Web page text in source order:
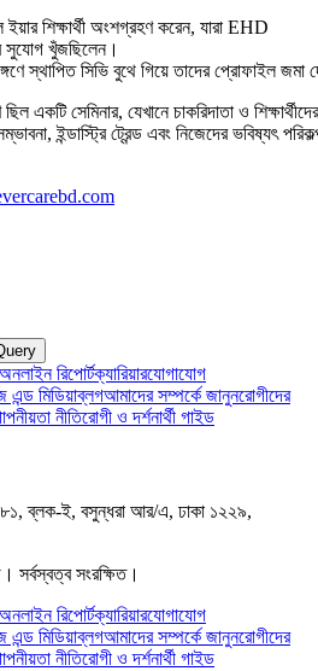
ইয়ার শিক্ষার্থী অংশগ্রহণ করেন, যারা EHD
সুযোগ খুঁজছিলেন।
স্থাপিত সিভি বুথে গিয়ে তাদের প্রোফাইল জমা
একটি সেমিনার, যেখানে চাকরিদাতা ও
সম্ভাবনা, ইন্ডাস্ট্রি ট্রেন্ড এবং নিজেদের
অনলাইন রিপোর্টক্যারিয়ারযোগাযোগ
এন্ড মিডিয়াব্লগআমাদের সম্পর্কে জানুনরোগীদের
নীতিরোগী ও দর্শনার্থী গাইড
৮১, ব্লক-ই, বসুন্ধরা আর/এ, ঢাকা ১২২৯,
সর্বস্বত্ব সংরক্ষিত।
অনলাইন রিপোর্টক্যারিয়ারযোগাযোগ
এন্ড মিডিয়াব্লগআমাদের সম্পর্কে জানুনরোগীদের
নীতিরোগী ও দর্শনার্থী গাইড